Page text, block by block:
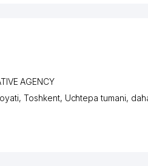
AGENCY
,Toshkent, Uchtepa tumani,